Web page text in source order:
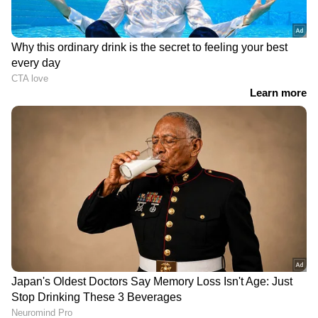
എവിടെയും വിശ്വസനീയമായ വാർത്തകൾ
ലഭിക്കാൻAsianet News Malayalam
RECOMMENDED STORIES